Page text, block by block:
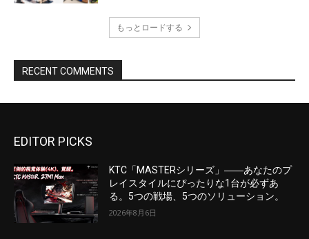
EDITOR PICKS
KTC「MASTERシリーズ」――あなたのプ
レイスタイルにぴったりな1台が必ずあ
る。5つの戦場、5つのソリューション。
2026年8月6日